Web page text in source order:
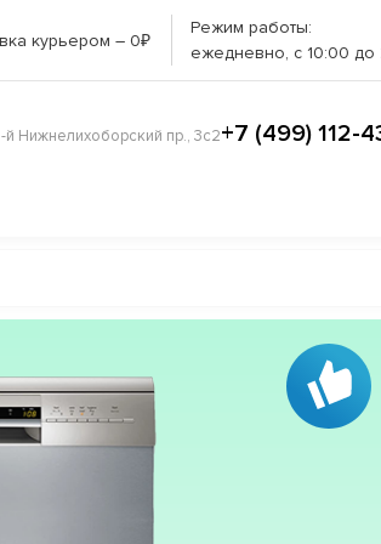
курьером – 0₽
Режим работы:
ежедневно, с 10:00 до
й Нижнелихоборский пр., 3с2+7 (499) 112-